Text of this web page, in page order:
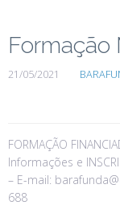
Formação
21/05/2021
FORMAÇÃO
Informações e
– E-mail:
688